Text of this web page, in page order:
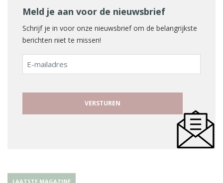
Meld je aan voor de nieuwsbrief
Schrijf je in voor onze nieuwsbrief om de belangrijkste
berichten niet te missen!
E-
mailadres
LAATSTE MAGAZINE